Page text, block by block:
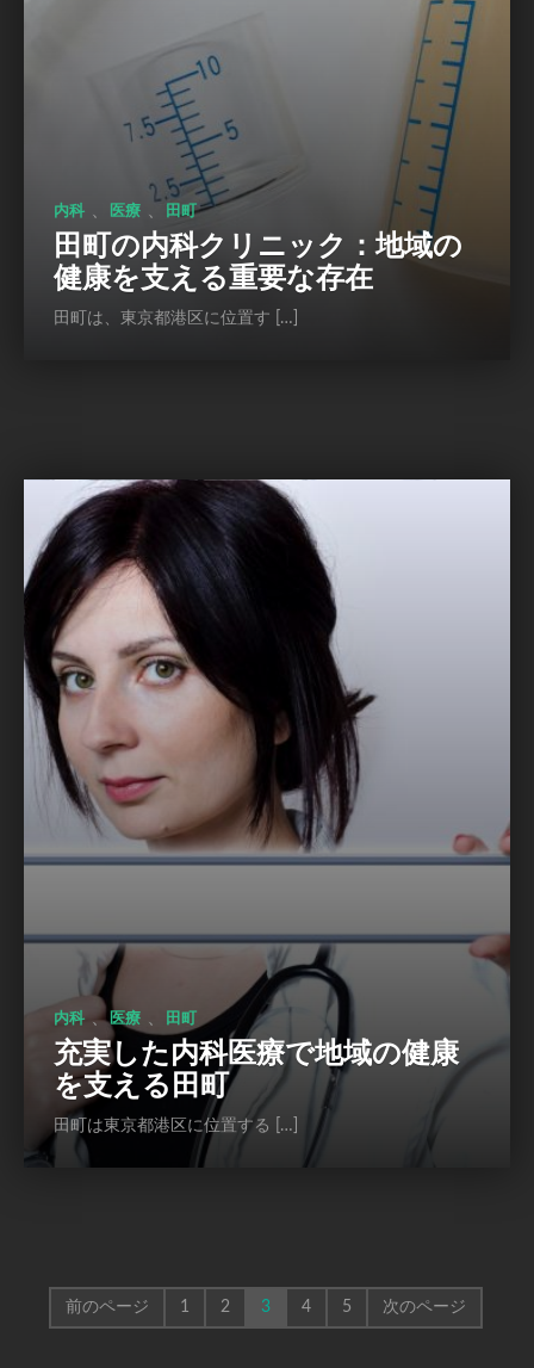
内科 医療 田町
田町の内科クリニック：地域の
健康を支える重要な存在
田町は、東京都港区に位置す […]
内科 、 医療 田町
充実した内科医療で地域の健康
を支える田町
田町は東京都港区に位置する […]
前のページ 1 2 3 4 5 次のページ